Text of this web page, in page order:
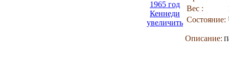
увеличить
Вес :
Состояние:
Описание: